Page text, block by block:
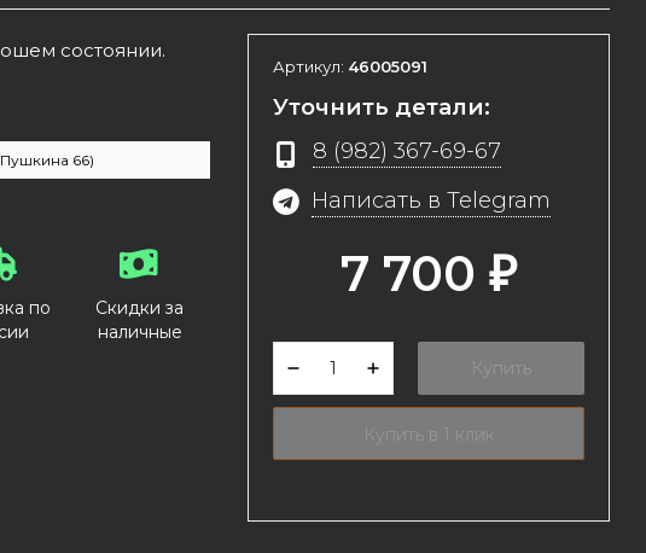
состоянии.
66)
по
Скидки за
наличные
Артикул: 46005091
Уточнить детали:
8 (982) 367-69-67
Написать в Telegram
7 700 ₽
Купить
Купить в 1 клик